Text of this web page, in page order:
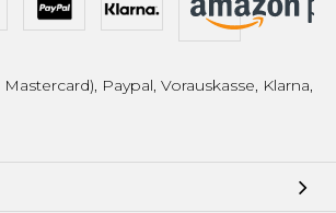
Paypal, Vorauskasse, Klarna,